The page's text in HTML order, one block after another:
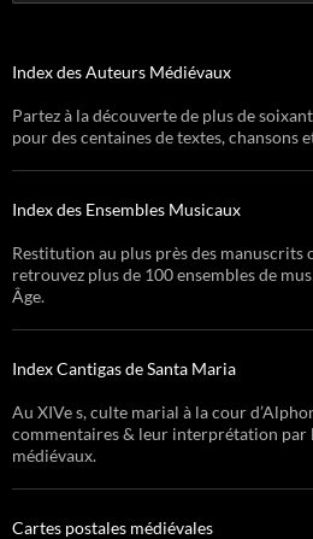
Index des Auteurs Médiévaux
Partez à la découverte de plus de
pour des centaines de textes, chansons
Index des Ensembles Musicaux
Restitution au plus près des manuscrits
retrouvez plus de 100 ensembles de
Âge.
Index Cantigas de Santa Maria
Au XIVe s, culte marial à la cour
commentaires & leur interprétation par
médiévaux.
Cartes postales médiévales